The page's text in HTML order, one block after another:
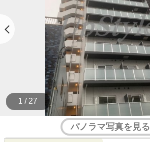
1 / 27
パノラマ写真を見る